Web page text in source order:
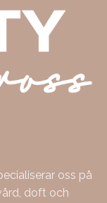
oss på
doft och